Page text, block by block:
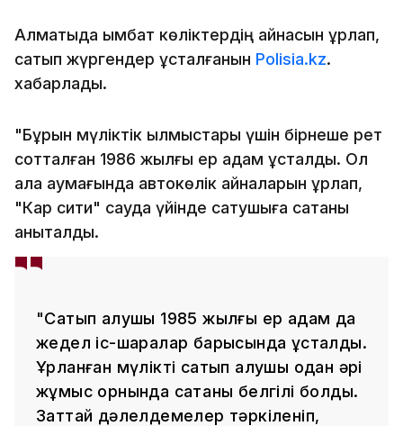
Алматыда қымбат көліктердің айнасын ұрлап,
сатып жүргендер ұсталғанын Polisia.kz.
хабарлады.
"Бұрын мүліктік қылмыстары үшін бірнеше рет
сотталған 1986 жылғы ер адам ұсталды. Ол
қала аумағында автокөлік айналарын ұрлап,
"Кар сити" сауда үйінде сатушыға сатқаны
анықталды.
"Сатып алушы 1985 жылғы ер адам да
жедел іс-шаралар барысында ұсталды.
Ұрланған мүлікті сатып алушы одан әрі
жұмыс орнында сатқаны белгілі болды.
Заттай дәлелдемелер тәркіленіп,